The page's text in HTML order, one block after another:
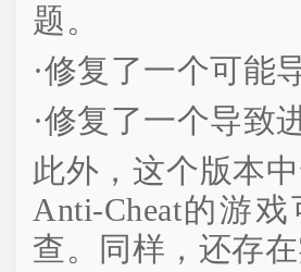
题。
·修复了一个可能
·修复了一个导致
此外，这个版本
Anti-Cheat的游
查。同样，还存